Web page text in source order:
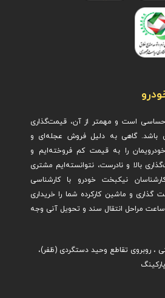
حساسی است و مهمتر از آن، قیمت‌گذاری
باشد. گاهی به دلیل فروش عجله‌ای و
را به قیمت کم فروخته‌ایم و
بالا و نادرست، نتوانسته‌ایم مشتری
نیکبخت خودرو با کارشناسی
گذاری و ماشین کارکرده شما را خریداری
مراحل انتقال سند و تحویل آنی وجه
، روبروی تقاطع وحید دستگردی (ظفر)،